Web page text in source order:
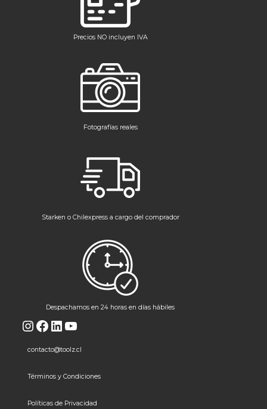
Precios NO incluyen IVA
Fotografías reales
Starken o Chilexpress a cargo del comprador
Despachamos en 24 horas en días hábiles
Instagram
Facebook
LinkedIn
YouTube
contacto@toolz.cl
Términos y Condiciones
Políticas de Privacidad